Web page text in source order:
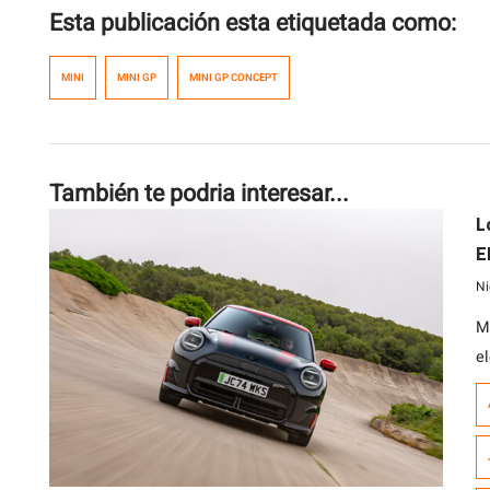
Esta publicación esta etiquetada como:
MINI MINI GP MINI GP CONCEPT
También te podria interesar...